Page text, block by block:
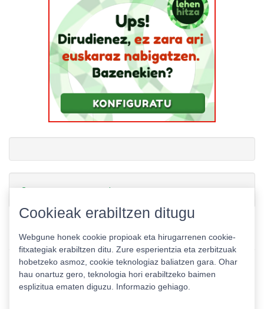
Gamerauntsia-ren txioak
Cookieak erabiltzen ditugu
Webgune honek cookie propioak eta hirugarrenen cookie-
fitxategiak erabiltzen ditu. Zure esperientzia eta zerbitzuak
hobetzeko asmoz, cookie teknologiaz baliatzen gara. Ohar
hau onartuz gero, teknologia hori erabiltzeko baimen
esplizitua ematen diguzu. Informazio gehiago.